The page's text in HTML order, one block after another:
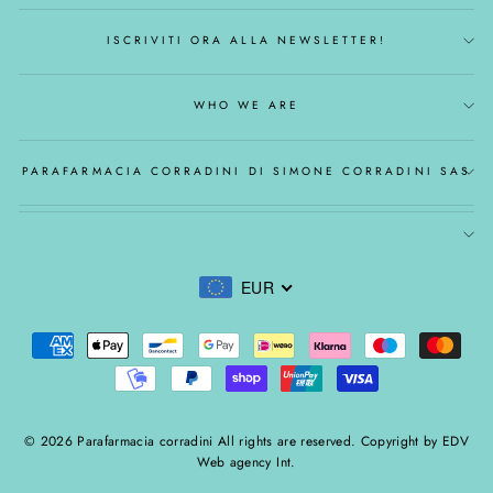
ISCRIVITI ORA ALLA NEWSLETTER!
WHO WE ARE
PARAFARMACIA CORRADINI DI SIMONE CORRADINI SAS
EUR
© 2026 Parafarmacia corradini All rights are reserved. Copyright by EDV
Web agency Int.